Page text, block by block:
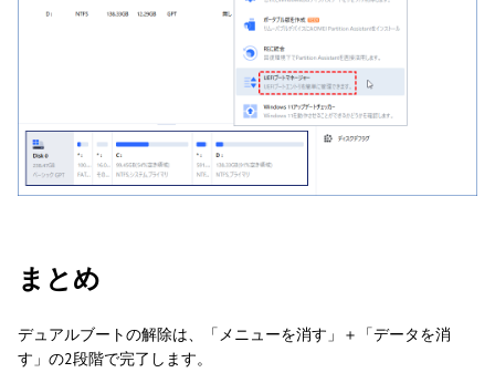
まとめ
デュアルブートの解除は、「メニューを消す」＋「データを消
す」の2段階で完了します。